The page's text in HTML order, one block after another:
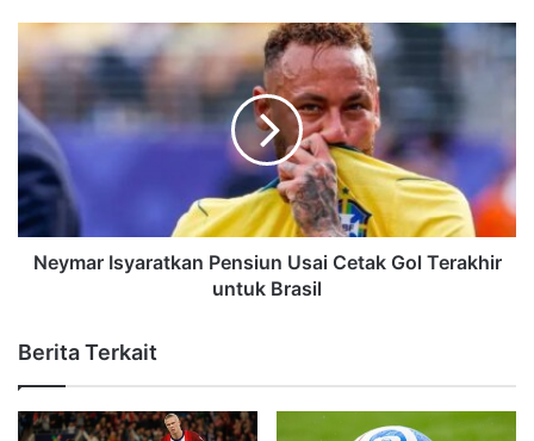
Neymar Isyaratkan Pensiun Usai Cetak Gol Terakhir
untuk Brasil
Berita Terkait